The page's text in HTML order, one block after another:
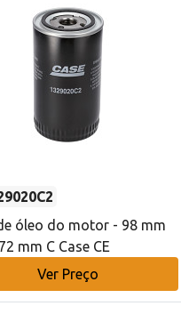
óleo do motor - 98 mm
mm C Case CE
Ver Preço